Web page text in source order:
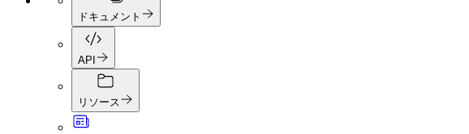
ドキュメント
API
リソース